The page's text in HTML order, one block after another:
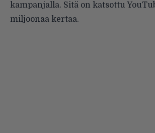
kampanjalla. Sitä on katsottu
miljoonaa kertaa.